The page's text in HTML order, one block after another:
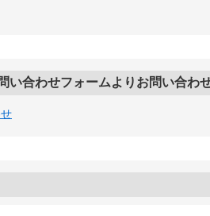
い合わせフォームよりお問い合わ